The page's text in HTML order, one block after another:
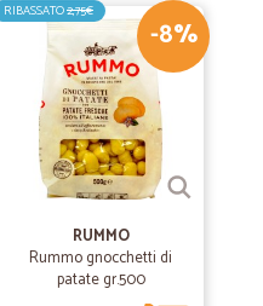
24/07/2019
-8%
RIBASSATO2,75€
RUMMO
Rummo gnocchetti di
patate gr.500